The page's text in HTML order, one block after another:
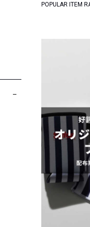
POPULAR ITEM